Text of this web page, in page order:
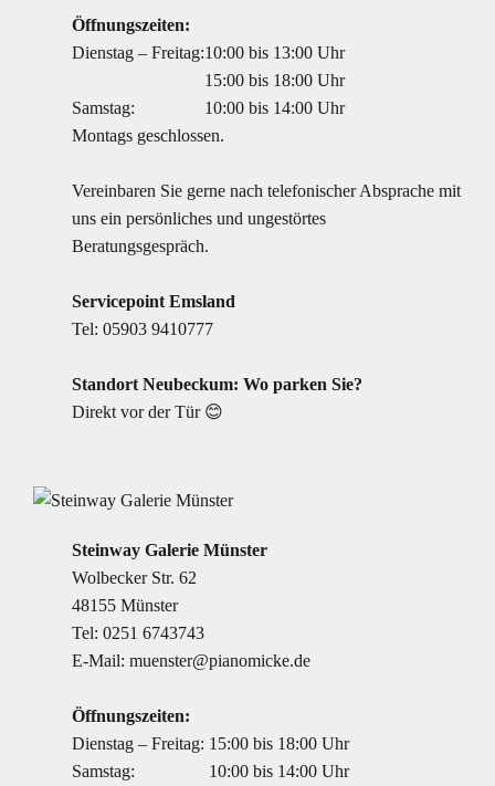
Öffnungszeiten:
Dienstag – Freitag:10:00 bis 13:00 Uhr
15:00 bis 18:00 Uhr
Samstag:
10:00 bis 14:00 Uhr
Montags geschlossen.
Vereinbaren Sie gerne nach telefonischer Absprache mit
uns ein persönliches und ungestörtes
Beratungsgespräch.
Servicepoint Emsland
Tel: 05903 9410777
Standort Neubeckum: Wo parken Sie?
Direkt vor der Tür 😊
Steinway Galerie Münster
Wolbecker Str. 62
48155 Münster
Tel: 0251 6743743
E-Mail: muenster@pianomicke.de
Öffnungszeiten:
Dienstag – Freitag: 15:00 bis 18:00 Uhr
Samstag:
10:00 bis 14:00 Uhr